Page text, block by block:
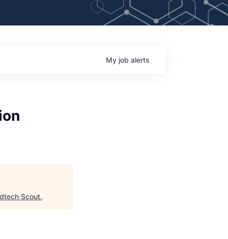
My job alerts
Scout.